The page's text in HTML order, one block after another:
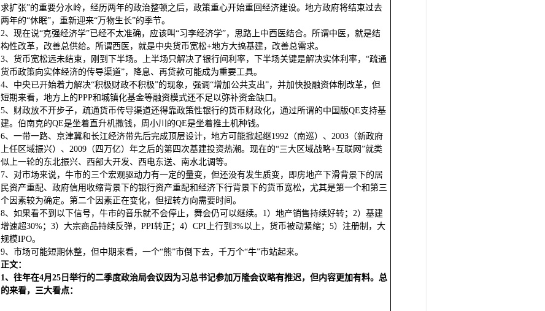
求扩张”的重要分水岭，经历两年的政治整顿之后，政策重心开始重回经济建设。地方政府将结束过去
两年的“休眠”，重新迎来“万物生长”的季节。
2、现在说“克强经济学”已经不太准确，应该叫“习李经济学”，思路上中西医结合。所谓中医，就是结
构性改革，改善总供给。所谓西医，就是中央货币宽松+地方大搞基建，改善总需求。
3、货币宽松远未结束，刚到下半场。上半场只解决了银行间利率，下半场关键是解决实体利率，“疏通
货币政策向实体经济的传导渠道”，降息、再贷款可能成为重要工具。
4、中央已开始着力解决“积极财政不积极”的现象，强调“增加公共支出”，并加快投融资体制改革，但
短期来看，地方上的PPP和城镇化基金等融资模式还不足以弥补资金缺口。
5、财政放不开步子，疏通货币传导渠道还得靠政策性银行的货币财政化，通过所谓的中国版QE支持基
建。伯南克的QE是坐着直升机撒钱，周小川的QE是坐着推土机种钱。
6、一带一路、京津冀和长江经济带先后完成顶层设计，地方可能掀起继1992（南巡）、2003（新政府
上任区域振兴）、2009（四万亿）年之后的第四次基建投资热潮。现在的“三大区域战略+互联网”就类
似上一轮的东北振兴、西部大开发、西电东送、南水北调等。
7、对市场来说，牛市的三个宏观驱动力有一定的量变，但还没有发生质变，即房地产下滑背景下的居
民资产重配、政府信用收缩背景下的银行资产重配和经济下行背景下的货币宽松，尤其是第一个和第三
个因素较为确定。第二个因素正在变化，但扭转方向需要时间。
8、如果看不到以下信号，牛市的音乐就不会停止，舞会仍可以继续。1）地产销售持续好转；2）基建
增速超30%；3）大宗商品持续反弹，PPI转正；4）CPI上行到3%以上，货币被动紧缩；5）注册制，大
规模IPO。
9、市场可能短期休整，但中期来看，一个“熊”市倒下去，千万个“牛”市站起来。
正文：
1、往年在4月25日举行的二季度政治局会议因为习总书记参加万隆会议略有推迟，但内容更加有料。总
的来看，三大看点：